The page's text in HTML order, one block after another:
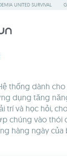
UNITED SURVIVAL
thống dành
dụng tăng
trí và học hỏi,
chúng vào thói
hàng ngày